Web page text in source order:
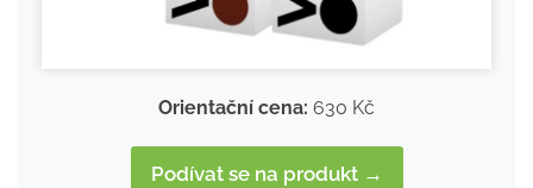
Orientační cena: 630 Kč
Podívat se na produkt →